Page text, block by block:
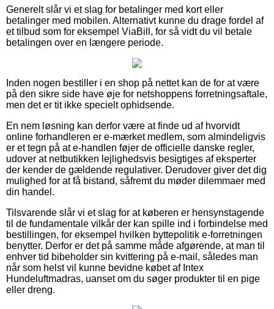
Generelt slår vi et slag for betalinger med kort eller
betalinger med mobilen. Alternativt kunne du drage fordel af
et tilbud som for eksempel ViaBill, for så vidt du vil betale
betalingen over en længere periode.
Inden nogen bestiller i en shop på nettet kan de for at være
på den sikre side have øje for netshoppens forretningsaftale,
men det er tit ikke specielt ophidsende.
En nem løsning kan derfor være at finde ud af hvorvidt
online forhandleren er e-mærket medlem, som almindeligvis
er et tegn på at e-handlen føjer de officielle danske regler,
udover at netbutikken lejlighedsvis besigtiges af eksperter
der kender de gældende regulativer. Derudover giver det dig
mulighed for at få bistand, såfremt du møder dilemmaer med
din handel.
Tilsvarende slår vi et slag for at køberen er hensynstagende
til de fundamentale vilkår der kan spille ind i forbindelse med
bestillingen, for eksempel hvilken byttepolitik e-forretningen
benytter. Derfor er det på samme måde afgørende, at man til
enhver tid bibeholder sin kvittering på e-mail, således man
når som helst vil kunne bevidne købet af Intex
Hundeluftmadras, uanset om du søger produkter til en pige
eller dreng.